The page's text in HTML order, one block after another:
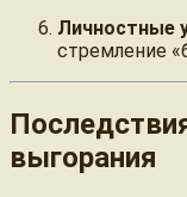
Личностные
стремление
выгорания